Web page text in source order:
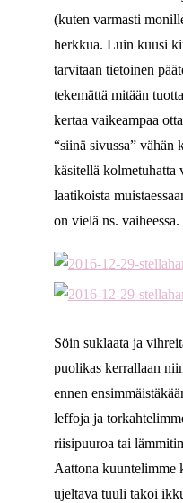
(kuten varmasti
herkkua. Luin kuusi
tarvitaan tietoinen
tekemättä mitään
kertaa vaikeampaa
“siinä sivussa”
käsitellä kolmetuhatta
laatikoista
on vielä ns. vaiheessa.
Söin suklaata ja
puolikas kerrallaan
ennen
leffoja ja
riisipuuroa tai
Aattona kuuntelimme
ujeltava tuuli takoi